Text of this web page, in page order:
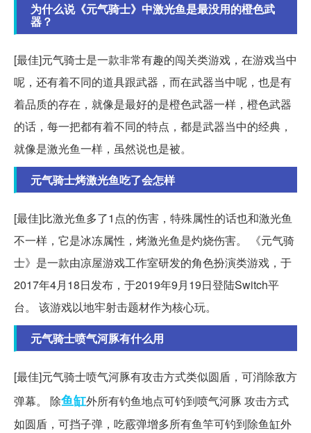
为什么说《元气骑士》中激光鱼是最没用的橙色武
器？
[最佳]元气骑士是一款非常有趣的闯关类游戏，在游戏当中
呢，还有着不同的道具跟武器，而在武器当中呢，也是有
着品质的存在，就像是最好的是橙色武器一样，橙色武器
的话，每一把都有着不同的特点，都是武器当中的经典，
就像是激光鱼一样，虽然说也是被。
元气骑士烤激光鱼吃了会怎样
[最佳]比激光鱼多了1点的伤害，特殊属性的话也和激光鱼
不一样，它是冰冻属性，烤激光鱼是灼烧伤害。 《元气骑
士》是一款由凉屋游戏工作室研发的角色扮演类游戏，于
2017年4月18日发布，于2019年9月19日登陆Switch平
台。 该游戏以地牢射击题材作为核心玩。
元气骑士喷气河豚有什么用
[最佳]元气骑士喷气河豚有攻击方式类似圆盾，可消除敌方
弹幕。 除鱼缸外所有钓鱼地点可钓到喷气河豚 攻击方式
如圆盾，可挡子弹，吃霰弹增多所有鱼竿可钓到除鱼缸外